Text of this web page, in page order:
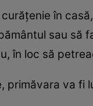
în
sau
în loc să
primăvara va